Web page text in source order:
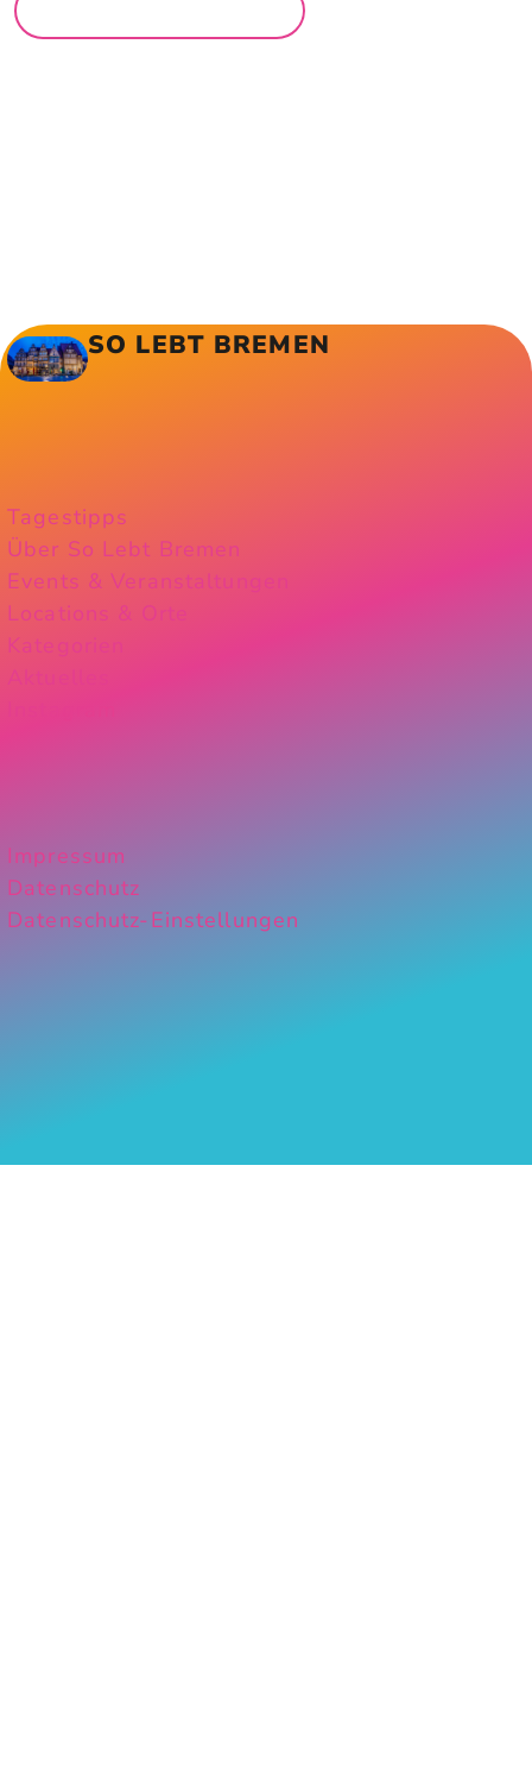
SO LEBT BREMEN
Tagestipps
Über So Lebt Bremen
Events & Veranstaltungen
Locations & Orte
Kategorien
Impressum
Datenschutz
Datenschutz-Einstellungen